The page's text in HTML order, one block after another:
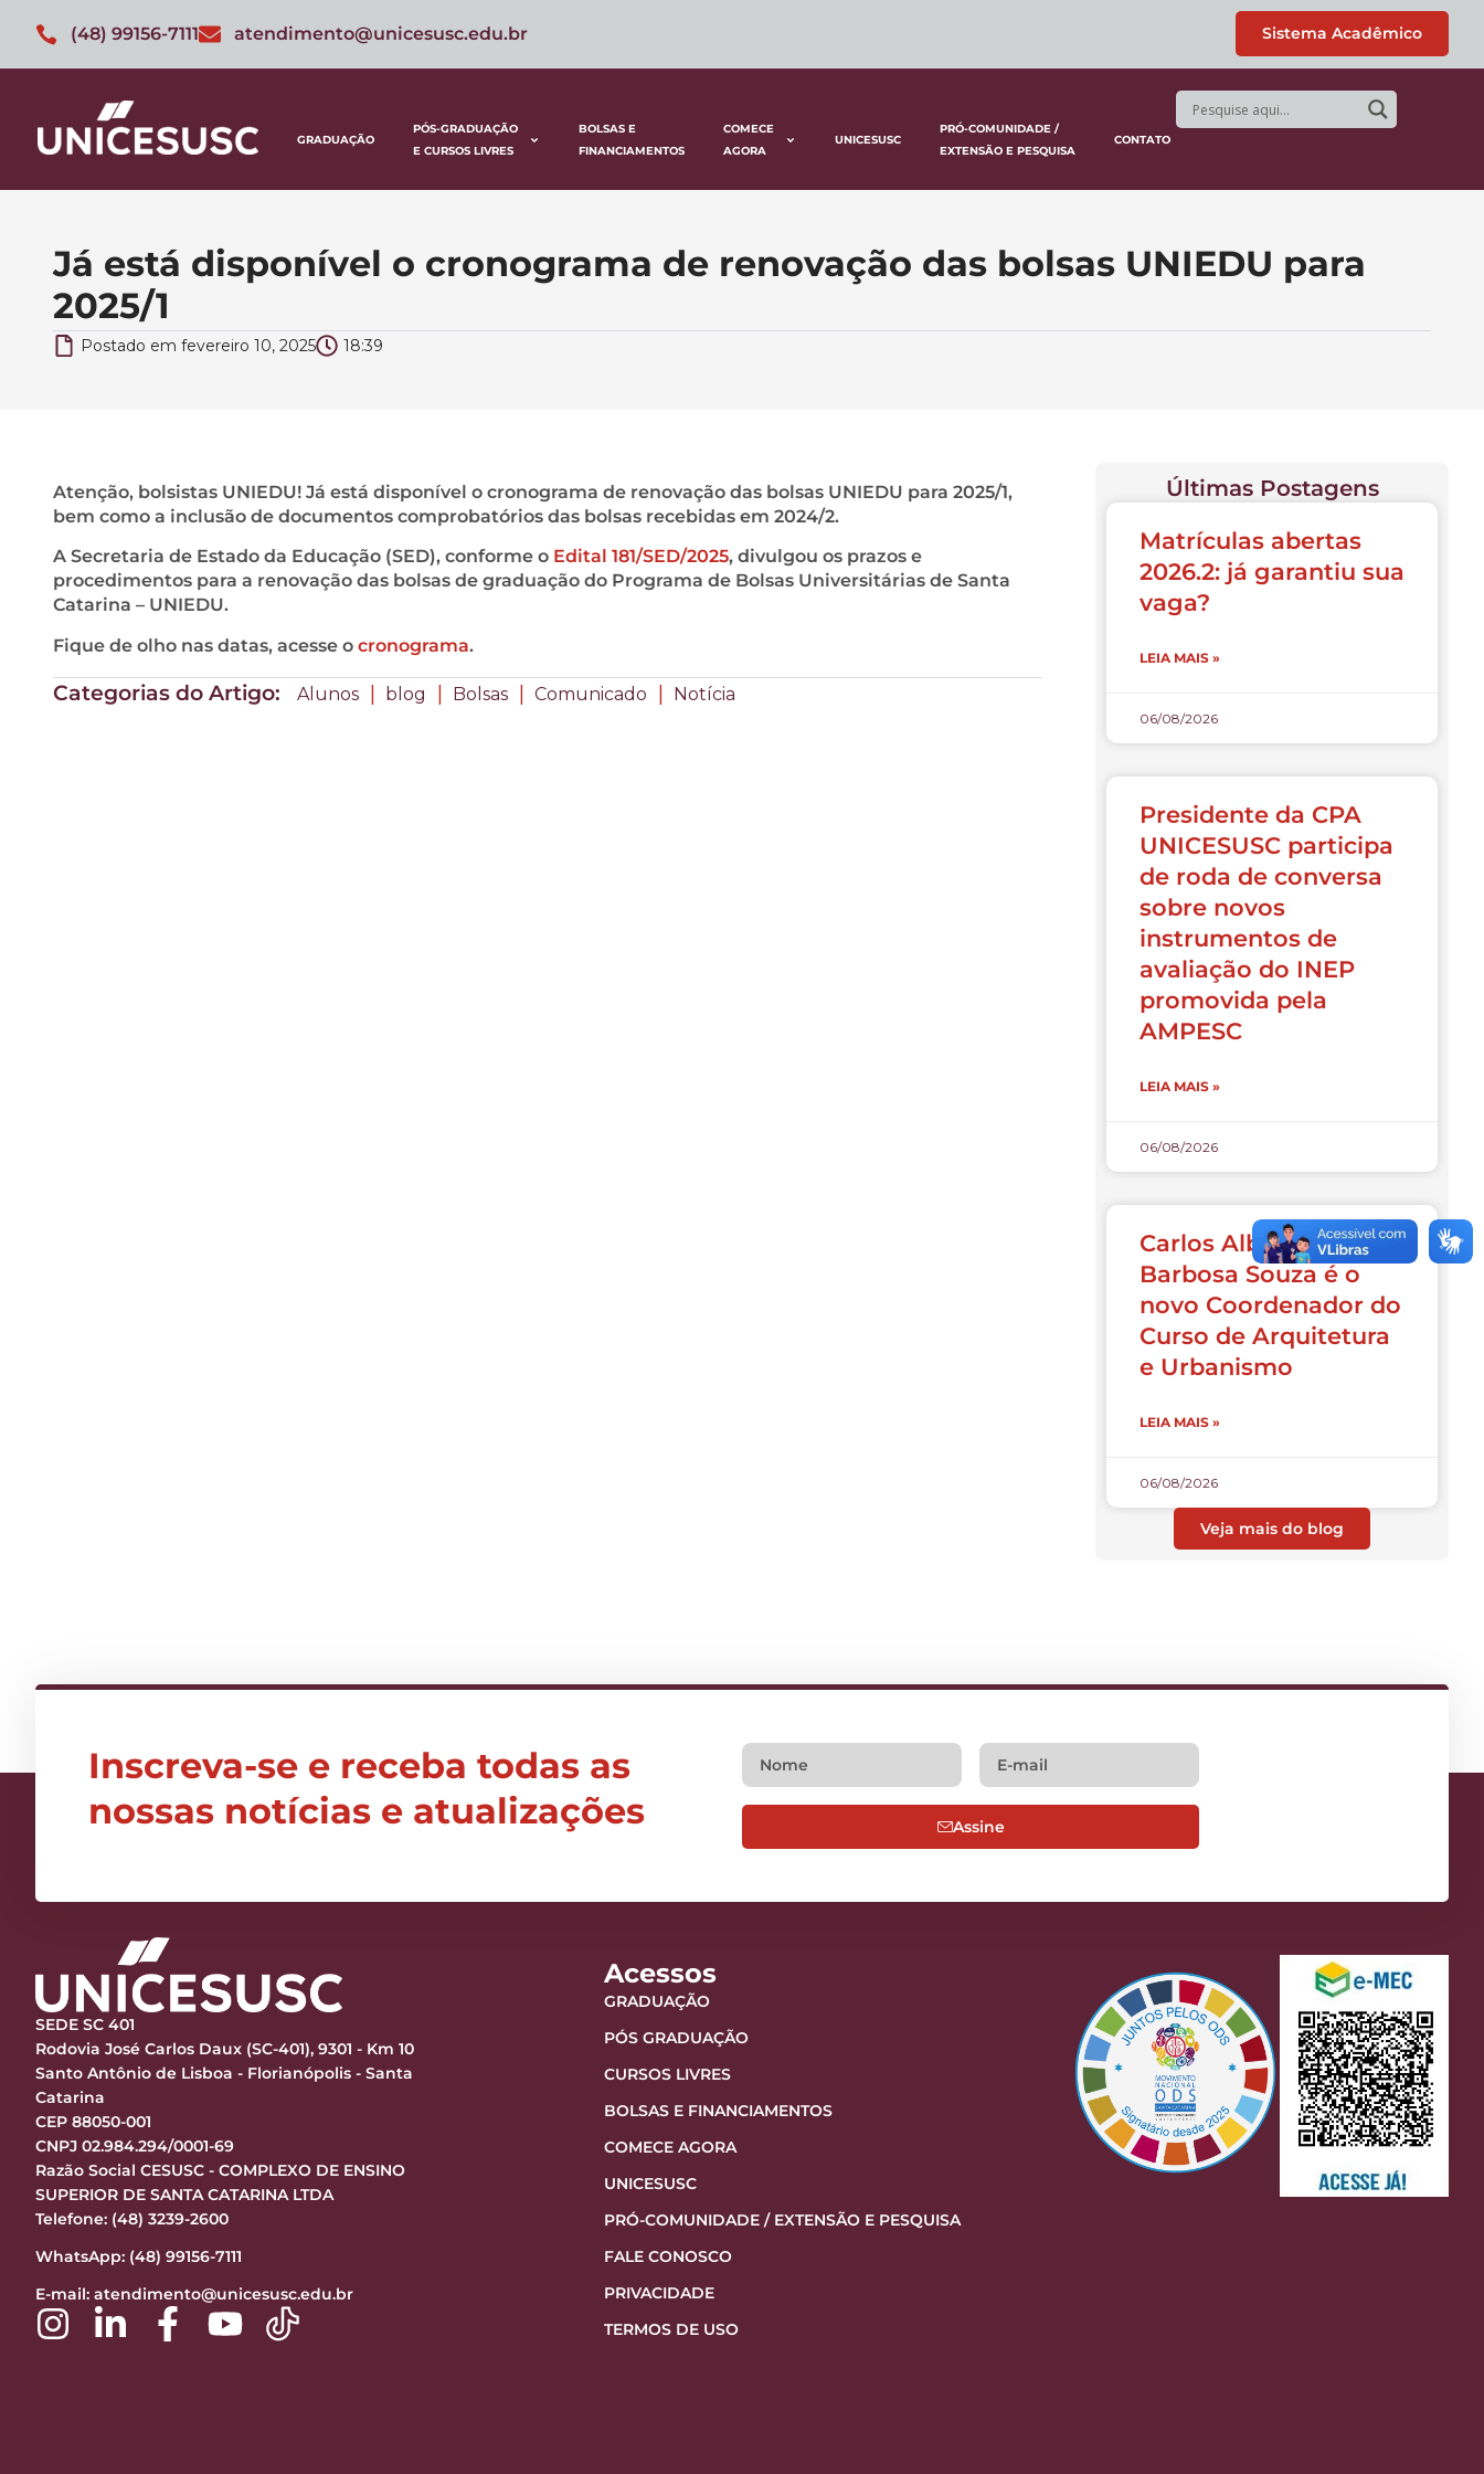
(48) 99156-7111 atendimento@unicesusc.edu.br Sistema Acadêmico
GRADUAÇÃO
PÓS-GRADUAÇÃO
E CURSOS LIVRES
BOLSAS E
FINANCIAMENTOS
COMECE
AGORA
UNICESUSC
PRÓ-COMUNIDADE /
EXTENSÃO E PESQUISA
CONTATO
Já está disponível o cronograma de renovação das bolsas UNIEDU para
2025/1
Postado em fevereiro 10, 2025 18:39
Atenção, bolsistas UNIEDU! Já está disponível o cronograma de renovação das bolsas UNIEDU para 2025/1,
bem como a inclusão de documentos comprobatórios das bolsas recebidas em 2024/2.
A Secretaria de Estado da Educação (SED), conforme o Edital 181/SED/2025, divulgou os prazos e
procedimentos para a renovação das bolsas de graduação do Programa de Bolsas Universitárias de Santa
Catarina – UNIEDU.
Fique de olho nas datas, acesse o cronograma.
Categorias do Artigo: Alunos | blog | Bolsas | Comunicado | Notícia
Últimas Postagens
Matrículas abertas
2026.2: já garantiu sua
vaga?
LEIA MAIS »
06/08/2026
Presidente da CPA
UNICESUSC participa
de roda de conversa
sobre novos
instrumentos de
avaliação do INEP
promovida pela
AMPESC
LEIA MAIS »
06/08/2026
Carlos Alberto
Barbosa Souza é o
novo Coordenador do
Curso de Arquitetura
e Urbanismo
LEIA MAIS »
06/08/2026
Veja mais do blog
Inscreva-se e receba todas as
nossas notícias e atualizações
Assine
SEDE SC 401
Rodovia José Carlos Daux (SC-401), 9301 - Km 10
Santo Antônio de Lisboa - Florianópolis - Santa
Catarina
CEP 88050-001
CNPJ 02.984.294/0001-69
Razão Social CESUSC - COMPLEXO DE ENSINO
SUPERIOR DE SANTA CATARINA LTDA
Telefone: (48) 3239-2600
WhatsApp: (48) 99156-7111
E-mail: atendimento@unicesusc.edu.br
Acessos
GRADUAÇÃO
PÓS GRADUAÇÃO
CURSOS LIVRES
BOLSAS E FINANCIAMENTOS
COMECE AGORA
UNICESUSC
PRÓ-COMUNIDADE / EXTENSÃO E PESQUISA
FALE CONOSCO
PRIVACIDADE
TERMOS DE USO